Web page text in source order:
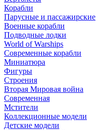
Корабли
Парусные и пассажирские
Военные корабли
Подводные лодки
World of Warships
Современные корабли
Миниатюра
Фигуры
Строения
Вторая Мировая война
Современная
Мстители
Коллекционные модели
Детские модели